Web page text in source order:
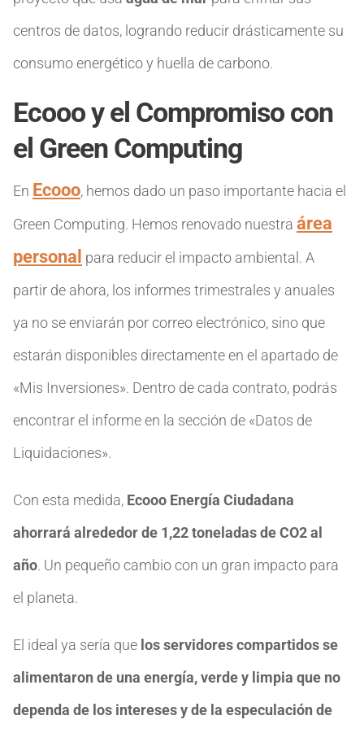
centros de datos, logrando reducir drásticamente su
consumo energético y huella de carbono.
Ecooo y el Compromiso con
el Green Computing
En Ecooo, hemos dado un paso importante hacia el
Green Computing. Hemos renovado nuestra área
personal para reducir el impacto ambiental. A
partir de ahora, los informes trimestrales y anuales
ya no se enviarán por correo electrónico, sino que
estarán disponibles directamente en el apartado de
«Mis Inversiones». Dentro de cada contrato, podrás
encontrar el informe en la sección de «Datos de
Liquidaciones».
Con esta medida, Ecooo Energía Ciudadana
ahorrará alrededor de 1,22 toneladas de CO2 al
año. Un pequeño cambio con un gran impacto para
el planeta.
El ideal ya sería que los servidores compartidos se
alimentaron de una energía, verde y limpia que no
dependa de los intereses y de la especulación de